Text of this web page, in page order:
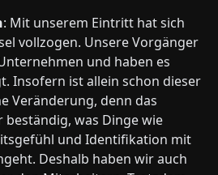
: Mit unserem Eintritt hat sich
vollzogen. Unsere Vorgänger
und haben es
Insofern ist allein schon dieser
Veränderung, denn das
was Dinge wie
und Identifikation mit
Deshalb haben wir auch